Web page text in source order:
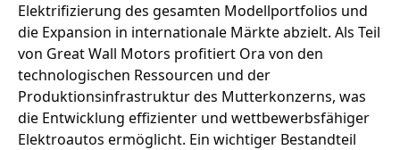
Elektrifizierung des gesamten Modellportfolios und
die Expansion in internationale Märkte abzielt. Als Teil
von Great Wall Motors profitiert Ora von den
technologischen Ressourcen und der
Produktionsinfrastruktur des Mutterkonzerns, was
die Entwicklung effizienter und wettbewerbsfähiger
Elektroautos ermöglicht. Ein wichtiger Bestandteil